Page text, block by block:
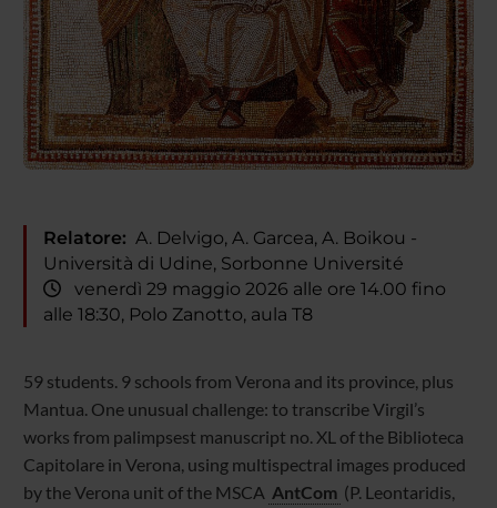
Relatore: A. Delvigo, A. Garcea, A. Boikou -
Università di Udine, Sorbonne Université
venerdì 29 maggio 2026 alle ore 14.00 fino
alle 18:30, Polo Zanotto, aula T8
59 students. 9 schools from Verona and its province, plus
Mantua. One unusual challenge: to transcribe Virgil’s
works from palimpsest manuscript no. XL of the Biblioteca
Capitolare in Verona, using multispectral images produced
by the Verona unit of the MSCA AntCom (P. Leontaridis,